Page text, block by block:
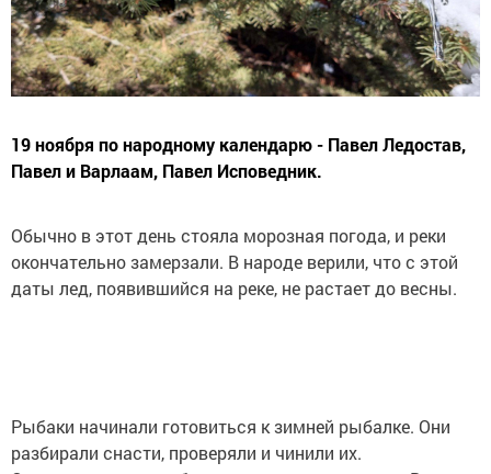
19 ноября по народному календарю - Павел Ледостав,
Павел и Варлаам, Павел Исповедник.
Обычно в этот день стояла морозная погода, и реки
окончательно замерзали. В народе верили, что с этой
даты лед, появившийся на реке, не растает до весны.
Рыбаки начинали готовиться к зимней рыбалке. Они
разбирали снасти, проверяли и чинили их.